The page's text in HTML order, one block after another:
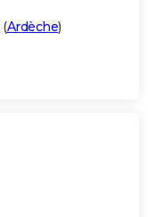
(Ardèche)